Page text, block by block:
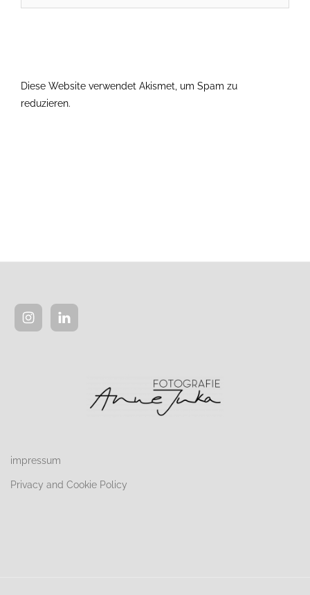
Diese Website verwendet Akismet, um Spam zu
reduzieren.
impressum
Privacy and Cookie Policy